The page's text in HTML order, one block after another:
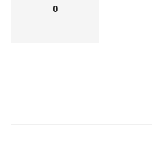
0